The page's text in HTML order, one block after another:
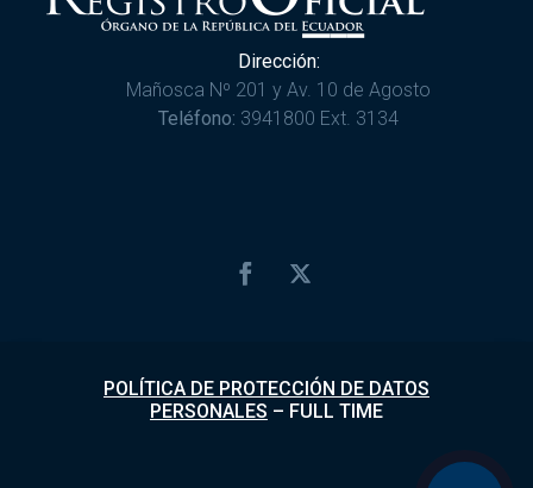
Dirección:
Mañosca Nº 201 y Av. 10 de Agosto
Teléfono: 3941800 Ext. 3134
POLÍTICA DE PROTECCIÓN DE DATOS
PERSONALES – FULL TIME